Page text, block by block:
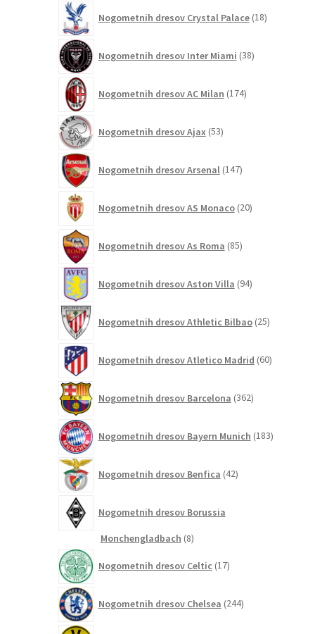
Nogometnih dresov Crystal Palace 18izdelkov
Nogometnih dresov Inter Miami 38izdelkov
Nogometnih dresov AC Milan 174izdelkov
Nogometnih dresov Ajax 53izdelkov
Nogometnih dresov Arsenal 147izdelkov
Nogometnih dresov AS Monaco 20izdelkov
Nogometnih dresov As Roma 85izdelkov
Nogometnih dresov Aston Villa 94izdelkov
Nogometnih dresov Athletic Bilbao 25izdelkov
Nogometnih dresov Atletico Madrid 60izdelkov
Nogometnih dresov Barcelona 362izdelkov
Nogometnih dresov Bayern Munich 183izdelkov
Nogometnih dresov Benfica 42izdelkov
Nogometnih dresov Borussia
Monchengladbach 88
Nogometnih dresov Celtic 17izdelkov
Nogometnih dresov Chelsea 244izdelkov